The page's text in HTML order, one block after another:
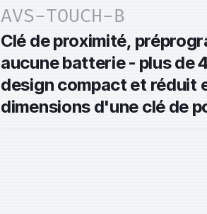
AVS-TOUCH-B
Clé de proximité,
aucune batterie - plus de
design compact et réduit
dimensions d'une clé de